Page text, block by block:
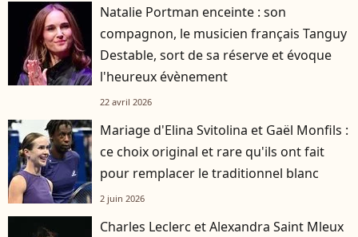
Natalie Portman enceinte : son
compagnon, le musicien français Tanguy
Destable, sort de sa réserve et évoque
l'heureux évènement
22 avril 2026
Mariage d'Elina Svitolina et Gaël Monfils :
ce choix original et rare qu'ils ont fait
pour remplacer le traditionnel blanc
2 juin 2026
Charles Leclerc et Alexandra Saint Mleux